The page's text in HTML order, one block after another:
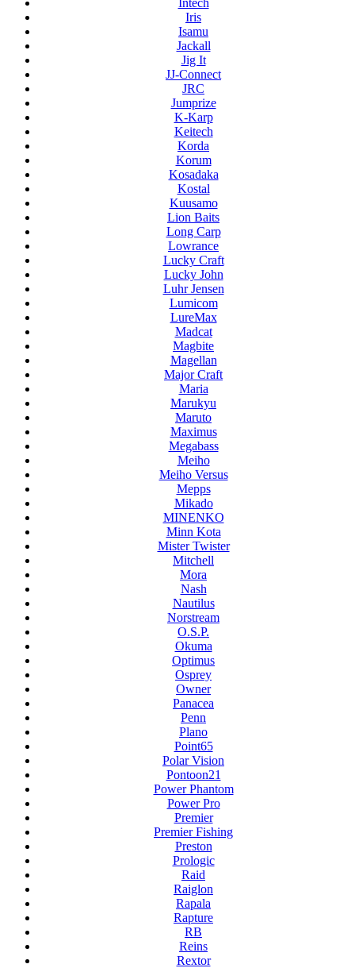
Intech
Iris
Isamu
Jackall
Jig It
JJ-Connect
JRC
Jumprize
K-Karp
Keitech
Korda
Korum
Kosadaka
Kostal
Kuusamo
Lion Baits
Long Carp
Lowrance
Lucky Craft
Lucky John
Luhr Jensen
Lumicom
LureMax
Madcat
Magbite
Magellan
Major Craft
Maria
Marukyu
Maruto
Maximus
Megabass
Meiho
Meiho Versus
Mepps
Mikado
MINENKO
Minn Kota
Mister Twister
Mitchell
Mora
Nash
Nautilus
Norstream
O.S.P.
Okuma
Optimus
Osprey
Owner
Panacea
Penn
Plano
Point65
Polar Vision
Pontoon21
Power Phantom
Power Pro
Premier
Premier Fishing
Preston
Prologic
Raid
Raiglon
Rapala
Rapture
RB
Reins
Rextor